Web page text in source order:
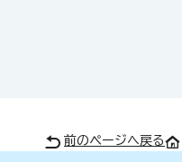
前のページへ戻る